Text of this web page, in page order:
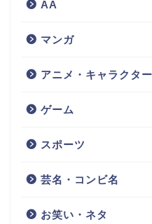
AA
マンガ
アニメ・キャラクター
ゲーム
スポーツ
芸名・コンビ名
お笑い・ネタ